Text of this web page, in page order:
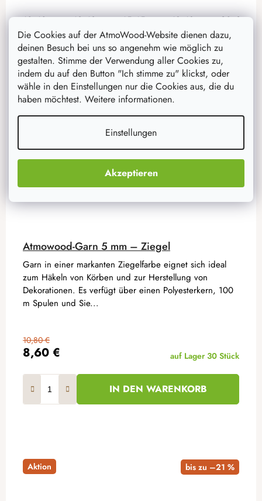
Die Cookies auf der AtmoWood-Website dienen dazu,
deinen Besuch bei uns so angenehm wie möglich zu
gestalten. Stimme der Verwendung aller Cookies zu,
indem du auf den Button "Ich stimme zu" klickst, oder
wähle in den Einstellungen nur die Cookies aus, die du
haben möchtest. Weitere informationen.
Einstellungen
Akzeptieren
10x10 cm 13x13 cm 15x15 cm 18x18 cm 20x20 cm
Aktion –20 %
Atmowood-Garn 5 mm – Ziegel
8,60 €
10,80 €
auf Lager 30 Stück
IN DEN WARENKORB
Garn in einer markanten Ziegelfarbe eignet sich ideal
zum Häkeln von Körben und zur Herstellung von
Dekorationen. Es verfügt über einen Polyesterkern, 100
m Spulen und Sie...
Aktion bis zu –21 %